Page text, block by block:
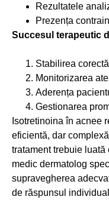
Rezultatele
Prezența
Succesul terapeutic
Stabilirea
Monitorizarea
Aderența
Gestionarea
Isotretinoina în acnee
eficientă, dar
tratament trebuie
medic dermatolog
supravegherea
de răspunsul